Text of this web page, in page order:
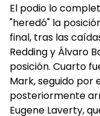
El podio lo
"heredó" la
final, tras las
Redding y Álvaro
posición. Cuarto
Mark, seguido por
posteriormente
Eugene Laverty,